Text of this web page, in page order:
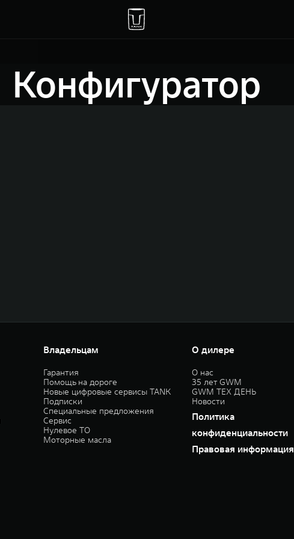
Конфигуратор
Владельцам
Гарантия
Помощь на дороге
Новые цифровые сервисы TANK
Подписки
Специальные предложения
Сервис
Нулевое ТО
Моторные масла
О дилере
О нас
35 лет GWM
GWM ТЕХ ДЕНЬ
Новости
Политика
конфиденциальности
Правовая информация